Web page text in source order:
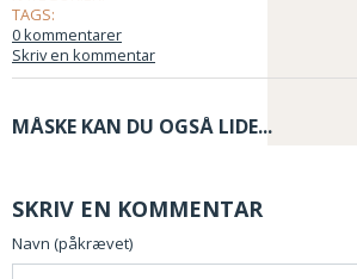
TAGS:
0 kommentarer
Skriv en kommentar
MÅSKE KAN DU OGSÅ LIDE...
SKRIV EN KOMMENTAR
Navn (påkrævet)